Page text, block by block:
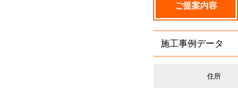
ご提案内容
施工事例データ
住所